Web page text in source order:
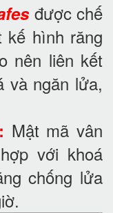
được chế
kế hình răng
nên liên kết
và ngăn lửa,
Mật mã vân
với khoá
chống lửa